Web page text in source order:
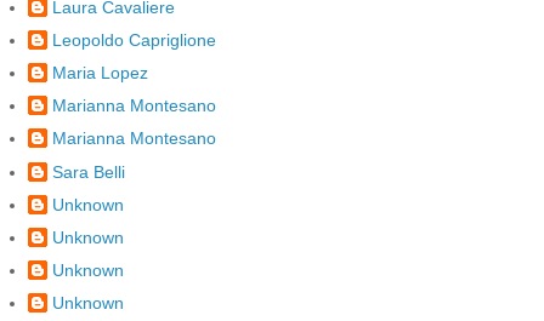
Laura Cavaliere
Leopoldo Capriglione
Maria Lopez
Marianna Montesano
Marianna Montesano
Sara Belli
Unknown
Unknown
Unknown
Unknown